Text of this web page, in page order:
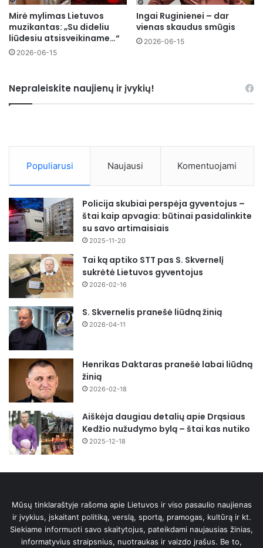
Mirė mylimas Lietuvos
muzikantas: „Su dideliu
liūdesiu atsisveikiname…“
2026-06-15
Ingai Ruginienei – dar
vienas skaudus smūgis
2026-06-15
Nepraleiskite naujienų ir įvykių!
Populiarusi Naujausi Komentuojami
Policija skubiai perspėja gyventojus –
štai kaip apvagia: būtinai pasidalinkite
su savo artimaisiais
2025-11-20
Tai ką aptiko STT pas S. Skvernelį
sukrėtė Lietuvos gyventojus
2026-02-16
S. Skvernelis pranešė liūdną žinią
2026-04-11
Henrikas Daktaras pranešė labai liūdną
žinią
2026-02-18
Aiškėja daugiau detalių apie Drąsiaus
Kedžio nužudymo bylą – štai kas nutiko
2025-12-18
Mūsų tinklaraštyje rašoma apie Lietuvos ir viso pasaulio naujienas
ir įvykius, įskaitant politiką, verslą, sportą, pramogas, kultūrą ir kt.
Siekiame informuoti savo skaitytojus, pateikdami naujausias žinias,
informatyvius straipsnius, nuotraukas ir vaizdo įrašus. Be to,